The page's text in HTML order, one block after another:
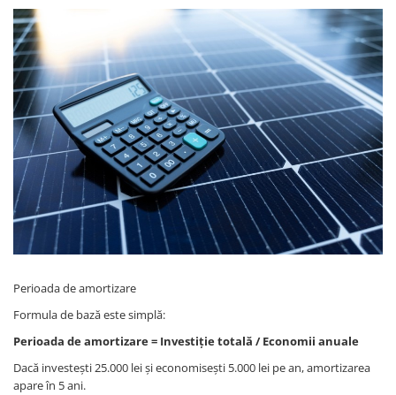
Perioada de amortizare
Formula de bază este simplă:
Perioada de amortizare = Investiție totală / Economii anuale
Dacă investești 25.000 lei și economisești 5.000 lei pe an, amortizarea
apare în 5 ani.